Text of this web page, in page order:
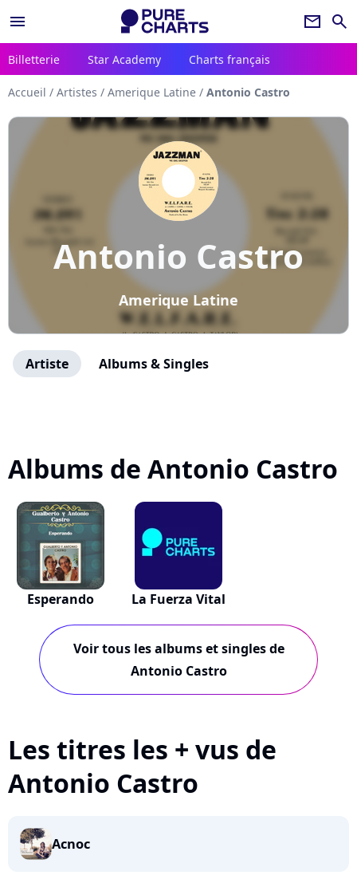
menu newsletter search
Billetterie Star Academy Charts français
Accueil / Artistes / Amerique Latine / Antonio Castro
Antonio Castro
Amerique Latine
Artiste Albums & Singles
Albums de Antonio Castro
Esperando La Fuerza Vital
Voir tous les albums et singles de
Antonio Castro
Les titres les + vus de
Antonio Castro
Acnoc